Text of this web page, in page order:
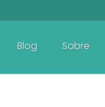
Sobre
Blog